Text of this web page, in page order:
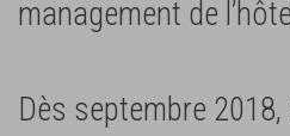
management de
Dès septembre